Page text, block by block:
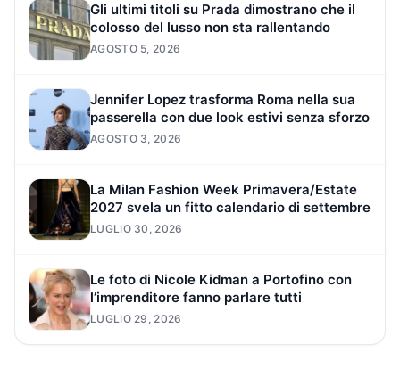
Gli ultimi titoli su Prada dimostrano che il
colosso del lusso non sta rallentando
AGOSTO 5, 2026
Jennifer Lopez trasforma Roma nella sua
passerella con due look estivi senza sforzo
AGOSTO 3, 2026
La Milan Fashion Week Primavera/Estate
2027 svela un fitto calendario di settembre
LUGLIO 30, 2026
Le foto di Nicole Kidman a Portofino con
l’imprenditore fanno parlare tutti
LUGLIO 29, 2026